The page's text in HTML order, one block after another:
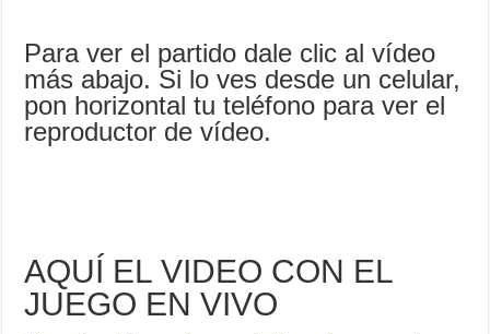
Para ver el partido dale clic al vídeo
más abajo. Si lo ves desde un celular,
pon horizontal tu teléfono para ver el
reproductor de vídeo.
AQUÍ EL VIDEO CON EL
JUEGO EN VIVO